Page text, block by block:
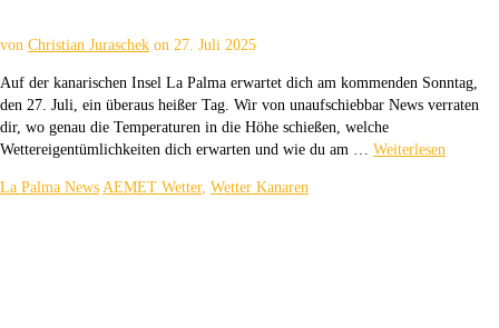
von Christian Juraschek on 27. Juli 2025
Auf der kanarischen Insel La Palma erwartet dich am kommenden Sonntag,
den 27. Juli, ein überaus heißer Tag. Wir von unaufschiebbar News verraten
dir, wo genau die Temperaturen in die Höhe schießen, welche
Wettereigentümlichkeiten dich erwarten und wie du am … Weiterlesen
La Palma News AEMET Wetter, Wetter Kanaren